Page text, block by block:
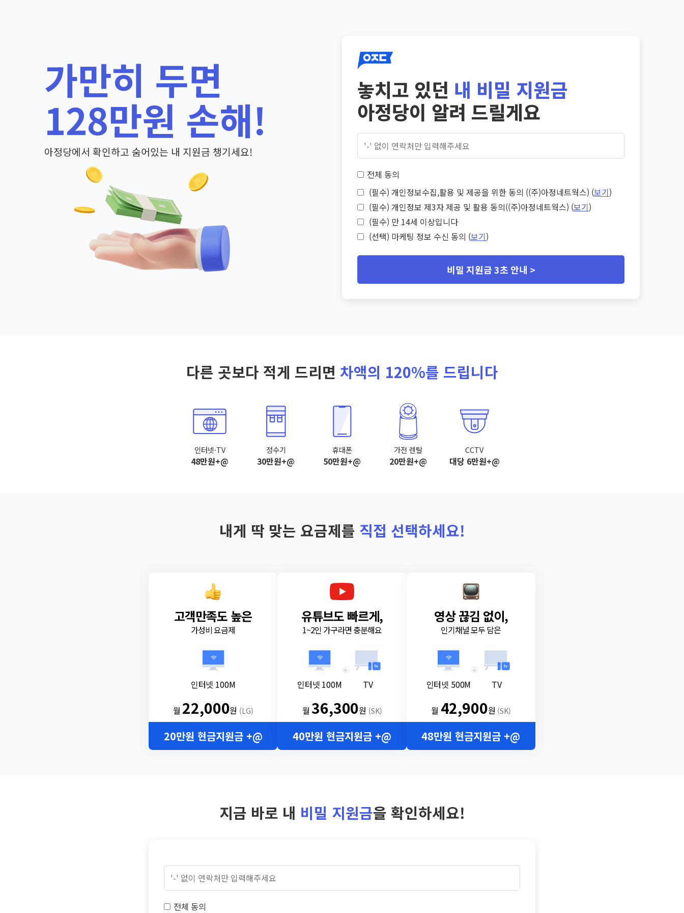
가만히 두면
128만원 손해!
아정당에서 확인하고 숨어있는 내 지원금 챙기세요!
놓치고 있던 내 비밀 지원금
아정당이 알려 드릴게요
전체 동의
(필수) 개인정보수집,활용 및 제공을 위한 동의 ((주)아정네트웍스) (보기)
(필수) 개인정보 제3자 제공 및 활용 동의((주)아정네트웍스) (보기)
(필수) 만 14세 이상입니다
(선택) 마케팅 정보 수신 동의 (보기)
비밀 지원금 3초 안내 >
다른 곳보다 적게 드리면 차액의 120%를 드립니다
인터넷·TV
48만원+@
정수기
30만원+@
휴대폰
50만원+@
가전 렌탈
20만원+@
CCTV
대당 6만원+@
내게 딱 맞는 요금제를 직접 선택하세요!
고객만족도 높은
가성비 요금제
인터넷 100M
월 22,000원 (LG)
20만원 현금지원금 +@
유튜브도 빠르게,
1~2인 가구라면 충분해요
인터넷 100M
+
TV
월36,300원 (SK)
40만원 현금지원금 +@
영상 끊김 없이,
인기채널 모두 담은
인터넷 500M
+
TV
월 42,900원 (SK)
48만원 현금지원금 +@
지금 바로 내 비밀 지원금을 확인하세요!
전체 동의